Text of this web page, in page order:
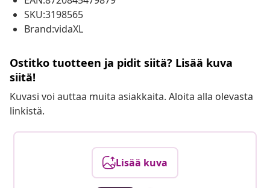
SKU:3198565
Brand:vidaXL
Ostitko tuotteen ja pidit siitä? Lisää kuva
siitä!
Kuvasi voi auttaa muita asiakkaita. Aloita alla olevasta
linkistä.
Lisää kuva